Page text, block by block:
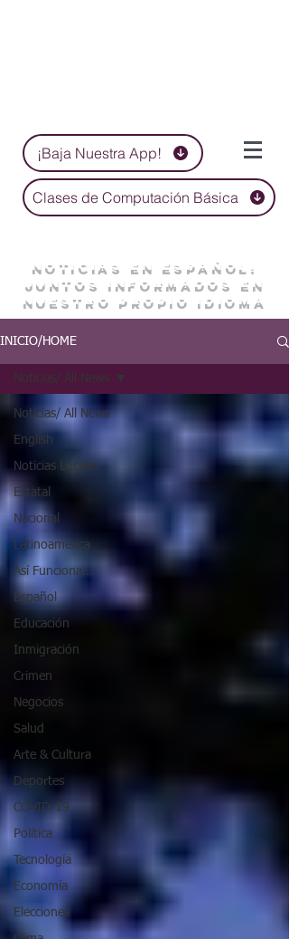
¡Baja Nuestra App!
Clases de Computación Básica
NOTICIAS EN ESPAÑOL:
JUNTOS INFORMADOS EN
NUESTRO PROPIO IDIOMA
INICIO/HOME
Noticias/ All News
English
Noticias Locales
Estatal
Nacional
Latinoamérica
Así Funciona...
Español
Educación
Inmigración
Crimen
Negocios
Salud
Arte & Cultura
Deportes
COVID-19
Política
Tecnología
Economía
Elecciones
Noticias/ All News